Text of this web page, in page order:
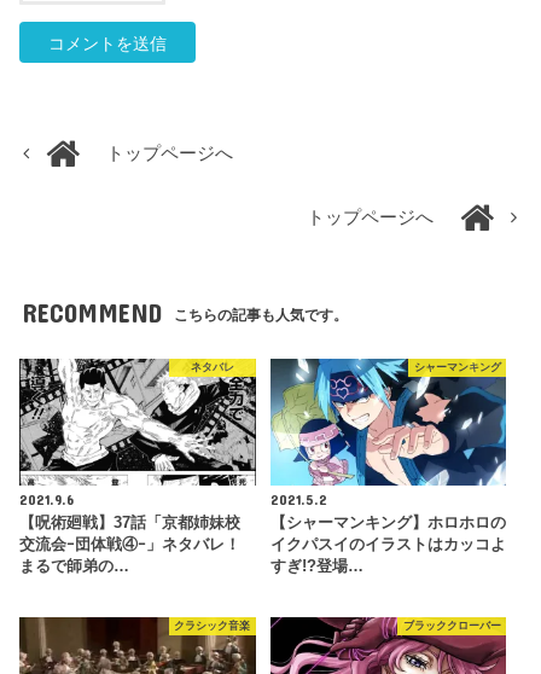
トップページへ
トップページへ
RECOMMEND こちらの記事も人気です。
ネタバレ
2021.9.6
【呪術廻戦】37話「京都姉妹校
交流会ｰ団体戦④ｰ」ネタバレ！
まるで師弟の…
シャーマンキング
2021.5.2
【シャーマンキング】ホロホロの
イクパスイのイラストはカッコよ
すぎ!?登場…
クラシック音楽 ブラッククローバー